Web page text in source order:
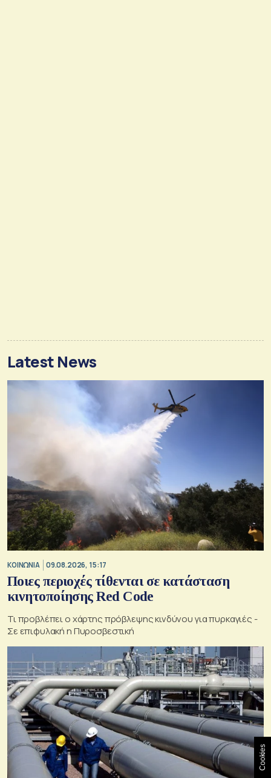
Latest News
ΚΟΙΝΩΝΙΑ 09.08.2026, 15:17
Ποιες περιοχές τίθενται σε κατάσταση
κινητοποίησης Red Code
Τι προβλέπει ο χάρτης πρόβλεψης κινδύνου για πυρκαγιές -
Σε επιφυλακή η Πυροσβεστική
Cookies